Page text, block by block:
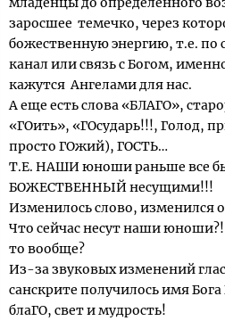
заросшее темечко, через
божественную энергию, т.е.
канал или связь с Богом,
кажутся Ангелами для нас.
А еще есть слова «БЛАГО»,
«ГОить», «ГОсударь!!!, Голод,
просто ГОжий), ГОСТЬ…
Т.Е. НАШИ юноши раньше все
БОЖЕСТВЕННЫЙ несущими!!!
Изменилось слово, изменился
Что сейчас несут наши
то вообще?
Из-за звуковых изменений
санскрите получилось имя
блаГО, свет и мудрость!